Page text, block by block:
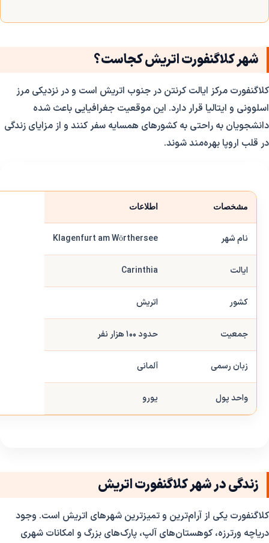
شهر کلاگنفورت اتریش کجاست؟
کلاگنفورت مرکز ایالت کرنتن در جنوب اتریش است و در نزدیکی مرز
اسلوونی و ایتالیا قرار دارد. این موقعیت جغرافیایی باعث شده
دانشجویان به راحتی به کشورهای همسایه سفر کنند و از مزایای زندگی
در قلب اروپا بهره‌مند شوند.
مشخصات اطلاعات
نام شهر Klagenfurt am Wörthersee
ایالت Carinthia
کشور اتریش
جمعیت حدود ۱۰۰ هزار نفر
زبان رسمی آلمانی
واحد پول یورو
زندگی در شهر کلاگنفورت اتریش
کلاگنفورت یکی از آرام‌ترین و تمیزترین شهرهای اتریش است. وجود
دریاچه ورترزه، کوهستان‌های آلپ، پارک‌های بزرگ و امکانات شهری